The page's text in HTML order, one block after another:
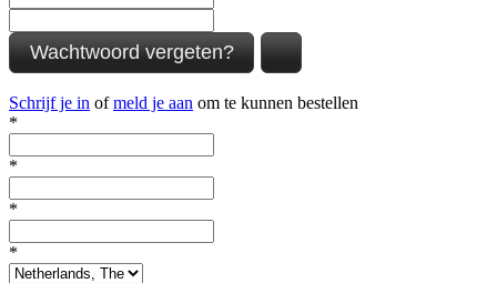
Wachtwoord vergeten?
Schrijf je in ofmeld je aan om te kunnen bestellen
*
*
*
*